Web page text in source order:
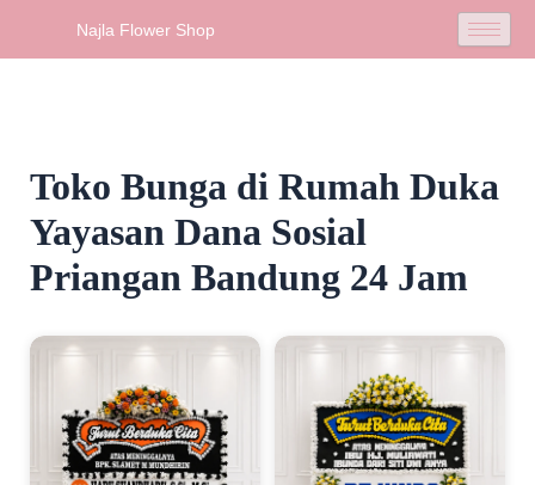
Najla Flower Shop
Toko Bunga di Rumah Duka
Yayasan Dana Sosial
Priangan Bandung 24 Jam